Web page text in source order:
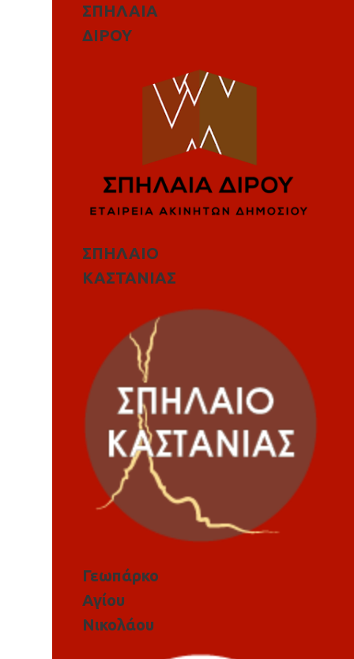
ΣΠΗΛΑΙΑ
ΔΙΡΟΥ
ΣΠΗΛΑΙΟ
ΚΑΣΤΑΝΙΑΣ
Γεωπάρκο
Αγίου
Νικολάου